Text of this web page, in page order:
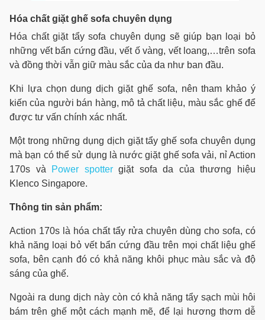
Hóa chất giặt ghế sofa chuyên dụng
Hóa chất giặt tẩy sofa chuyên dụng sẽ giúp bạn loại bỏ
những vết bẩn cứng đầu, vết ố vàng, vết loang,…trên sofa
và đồng thời vẫn giữ màu sắc của da như ban đầu.
Khi lựa chọn dung dịch giặt ghế sofa, nên tham khảo ý
kiến của người bán hàng, mô tả chất liệu, màu sắc ghế để
được tư vấn chính xác nhất.
Một trong những dụng dịch giặt tẩy ghế sofa chuyên dụng
mà bạn có thể sử dụng là nước giặt ghế sofa vải, nỉ Action
170s và
Power spottergiặt sofa da của thương hiệu
Klenco Singapore.
Thông tin sản phẩm:
Action 170s là hóa chất tẩy rửa chuyên dùng cho sofa, có
khả năng loại bỏ vết bẩn cứng đầu trên mọi chất liệu ghế
sofa, bên cạnh đó có khả năng khôi phục màu sắc và độ
sáng của ghế.
Ngoài ra dung dịch này còn có khả năng tẩy sạch mùi hôi
bám trên ghế một cách mạnh mẽ, để lại hương thơm dễ